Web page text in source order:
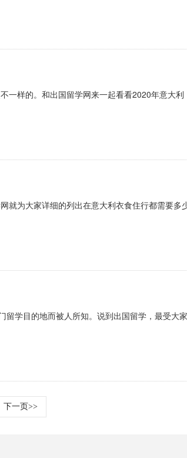
一样的。和出国留学网来一起看看2020年意大利
就为大家详细的列出在意大利衣食住行都需要多
留学目的地而被人所知。说到出国留学，最受大家
下一页>>